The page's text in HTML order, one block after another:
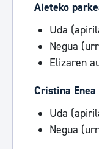
Aieteko
Uda
Negua
Elizaren
Cristina Enea
Uda
Negua